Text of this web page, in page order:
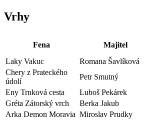
Vrhy
Fena Majitel
Laky Vakuc
Romana Šavlíková
Chery z Prateckého
údolí
Petr Smutný
Eny Trnková cesta
Luboš Pekárek
Gréta Zátorský vrch
Berka Jakub
Arka Demon Moravia Miroslav Prudky